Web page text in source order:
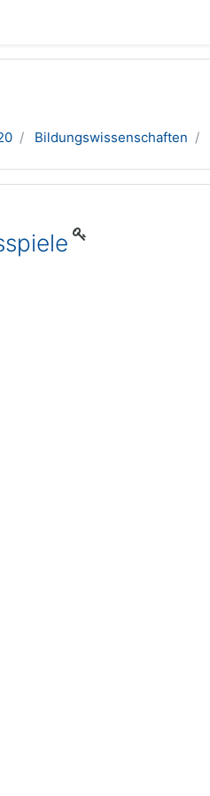
Bildungswissenschaften